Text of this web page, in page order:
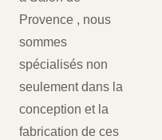
Provence , nous
sommes
spécialisés non
seulement dans la
conception et la
fabrication de ces